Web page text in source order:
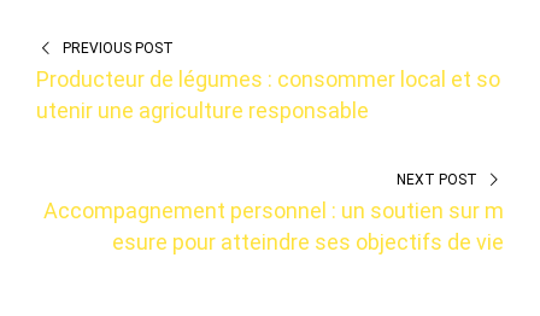
PREVIOUS POST
Producteur de légumes : consommer local et so
utenir une agriculture responsable
NEXT POST
Accompagnement personnel : un soutien sur m
esure pour atteindre ses objectifs de vie